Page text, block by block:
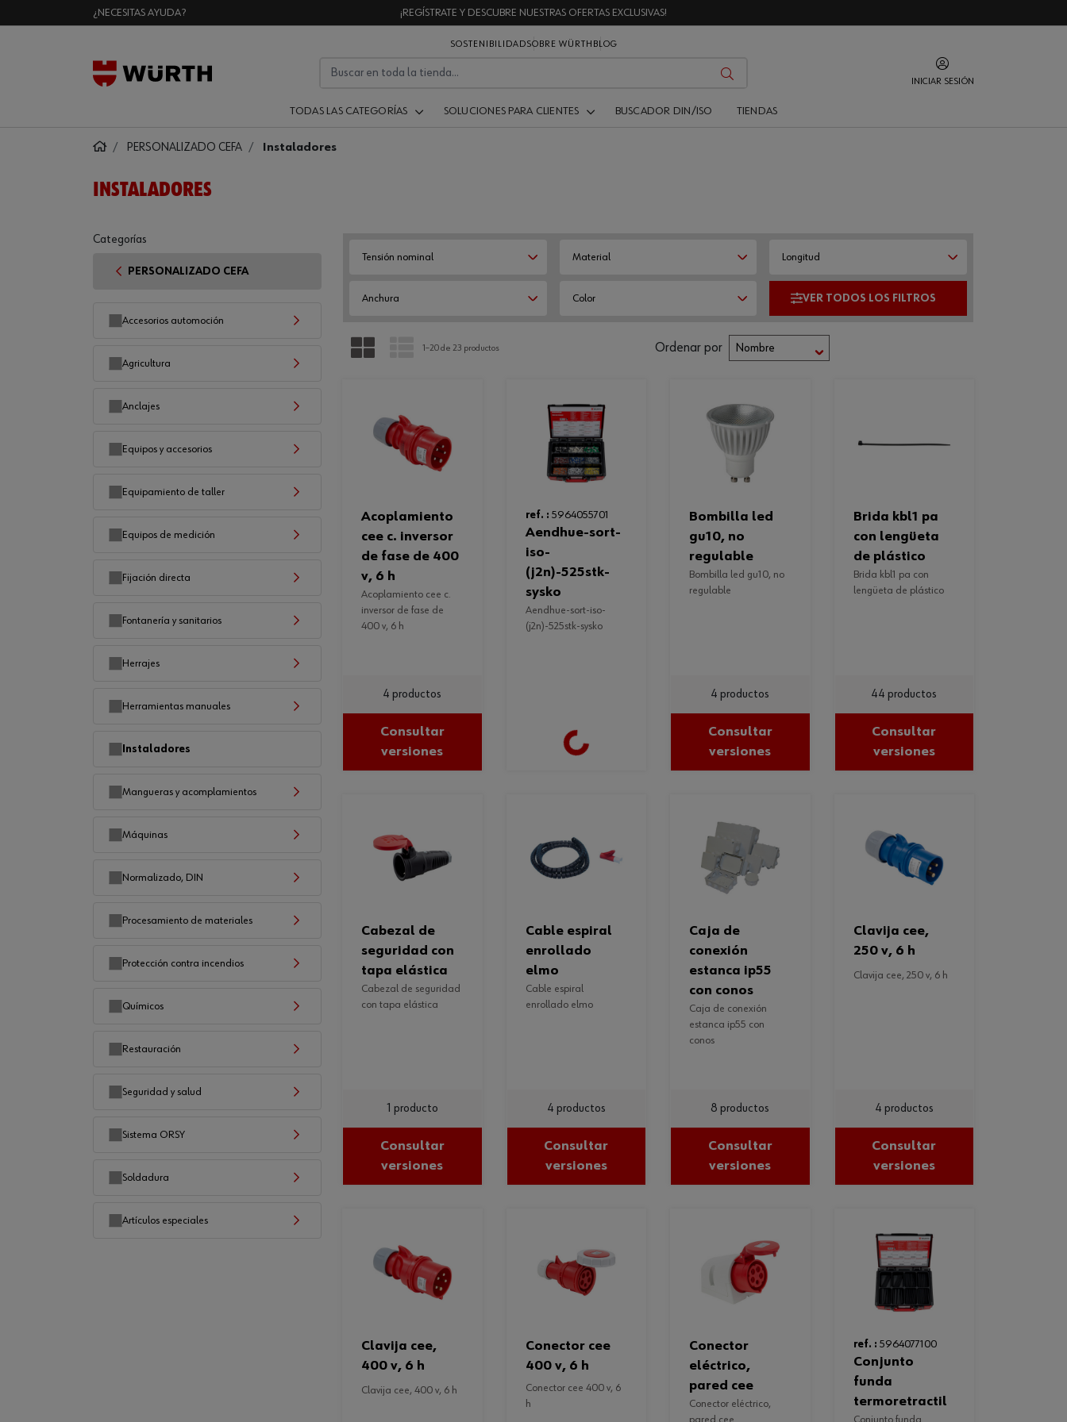
¿NECESITAS AYUDA? ¡REGÍSTRATE Y DESCUBRE NUESTRAS OFERTAS EXCLUSIVAS!
SOSTENIBILIDADSOBRE WÜRTH BLOG
INICIAR SESIÓN
TODAS LAS CATEGORÍAS SOLUCIONES PARA CLIENTES BUSCADOR DIN/ISO TIENDAS
PERSONALIZADO CEFA Instaladores
INSTALADORES
Tensión nominal Material Longitud
Anchura Color
PARRILLA LISTA
1–20 de 23 productos Ordenar por
acoplamiento
cee c. inversor
de fase de 400
v, 6 h
acoplamiento cee c.
inversor de fase de
400 v, 6 h
4 productos
Consultar
versiones
ref. : 5964055701
aendhue-sort-
iso-
(j2n)-525stk-
sysko
aendhue-sort-iso-
(j2n)-525stk-sysko
Loading...
bombilla led
gu10, no
regulable
bombilla led gu10, no
regulable
4 productos
Consultar
versiones
brida kbl1 pa
con lengüeta
de plástico
brida kbl1 pa con
lengüeta de plástico
44 productos
Consultar
versiones
cabezal de
seguridad con
tapa elástica
cabezal de seguridad
con tapa elástica
1 producto
Consultar
versiones
cable espiral
enrollado
elmo
cable espiral
enrollado elmo
4 productos
Consultar
versiones
caja de
conexión
estanca ip55
con conos
caja de conexión
estanca ip55 con
conos
8 productos
Consultar
versiones
clavija cee,
250 v, 6 h
clavija cee, 250 v, 6 h
4 productos
Consultar
versiones
clavija cee,
400 v, 6 h
clavija cee, 400 v, 6 h
conector cee
400 v, 6 h
conector cee 400 v, 6
h
conector
eléctrico,
pared cee
conector eléctrico,
pared cee
ref. : 5964077100
conjunto
funda
termoretractil
conjunto funda
Categorías
PERSONALIZADO CEFA
Accesorios automoción
Agricultura
Anclajes
Equipos y accesorios
Equipamiento de taller
Equipos de medición
Fijación directa
Fontanería y sanitarios
Herrajes
Herramientas manuales
Instaladores
Mangueras y acomplamientos
Máquinas
Normalizado, DIN
Procesamiento de materiales
Protección contra incendios
Químicos
Restauración
Seguridad y salud
Sistema ORSY
Soldadura
Artículos especiales